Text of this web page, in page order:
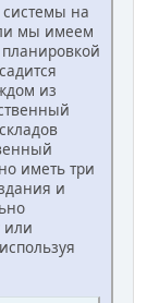
на
мы имеем
из
иметь три
и
или